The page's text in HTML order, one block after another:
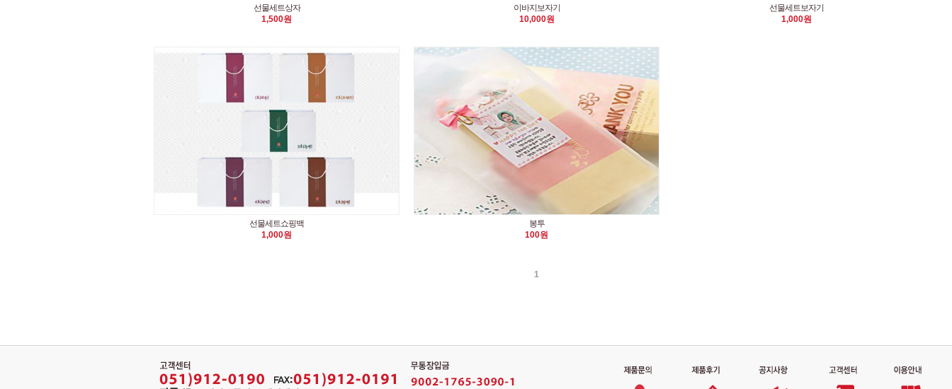
선물세트상자
1,500원
이바지보자기
10,000원
선물세트보자기
1,000원
선물세트쇼핑백
1,000원
봉투
100원
1